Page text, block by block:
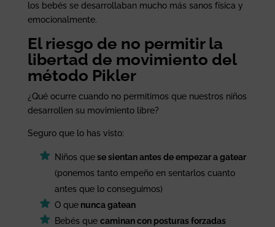
los bebés se desarrollaban mucho más sanos física y
emocionalmente.
El riesgo de no permitir la
libertad de movimiento del
método Pikler
¿Qué ocurre cuando no permitimos que nuestros niños
desarrollen su movimiento libre?
Seguro que lo has visto:
Niños quese sientan antes de empezar a gatear
(ponemos tanto empeño en sentarlos cuanto
antes que lo conseguimos)
O quenunca gatean
Bebés que caminan con posturas forzadas